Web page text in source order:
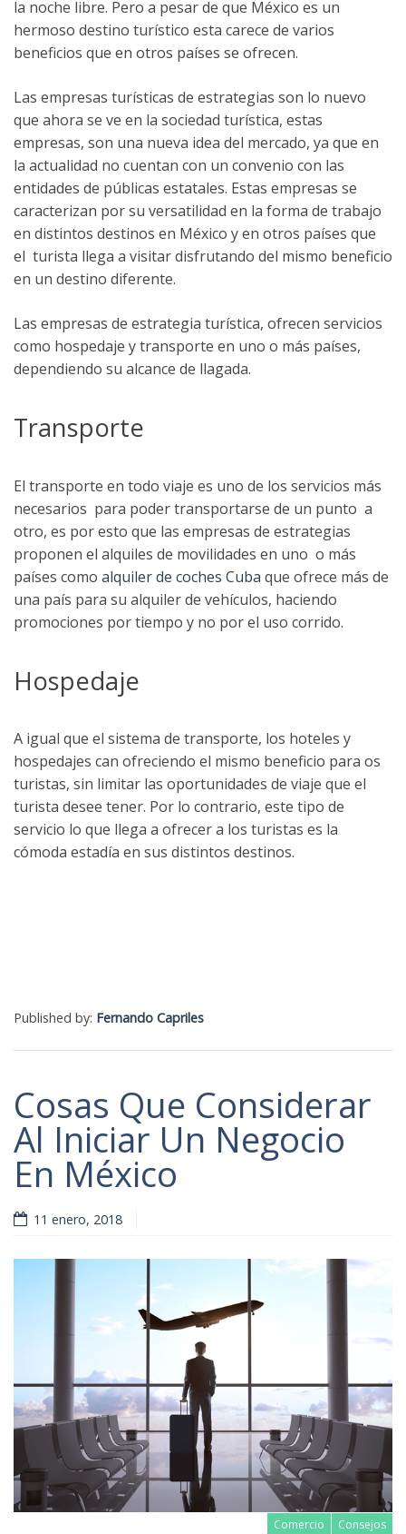
la noche libre. Pero a pesar de que México es un
hermoso destino turístico esta carece de varios
beneficios que en otros países se ofrecen.
Las empresas turísticas de estrategias son lo nuevo
que ahora se ve en la sociedad turística, estas
empresas, son una nueva idea del mercado, ya que en
la actualidad no cuentan con un convenio con las
entidades de públicas estatales. Estas empresas se
caracterizan por su versatilidad en la forma de trabajo
en distintos destinos en México y en otros países que
el turista llega a visitar disfrutando del mismo beneficio
en un destino diferente.
Las empresas de estrategia turística, ofrecen servicios
como hospedaje y transporte en uno o más países,
dependiendo su alcance de llagada.
Transporte
El transporte en todo viaje es uno de los servicios más
necesarios para poder transportarse de un punto a
otro, es por esto que las empresas de estrategias
proponen el alquiles de movilidades en uno o más
países como alquiler de coches Cuba que ofrece más de
una país para su alquiler de vehículos, haciendo
promociones por tiempo y no por el uso corrido.
Hospedaje
A igual que el sistema de transporte, los hoteles y
hospedajes can ofreciendo el mismo beneficio para os
turistas, sin limitar las oportunidades de viaje que el
turista desee tener. Por lo contrario, este tipo de
servicio lo que llega a ofrecer a los turistas es la
cómoda estadía en sus distintos destinos.
Published by: Fernando Capriles
Cosas Que Considerar
Al Iniciar Un Negocio
En México
11 enero, 2018
Comercio Consejos